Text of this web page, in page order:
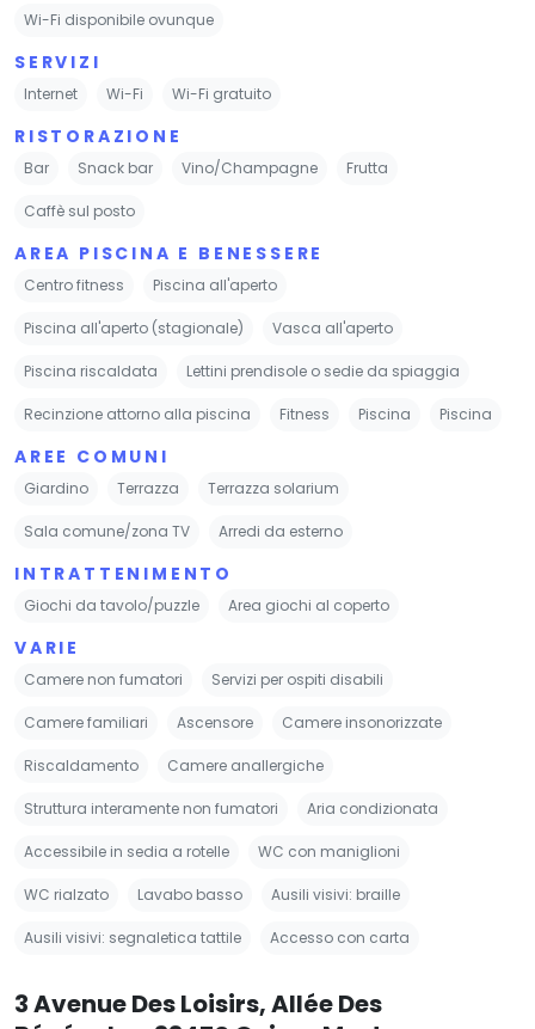
Wi-Fi disponibile ovunque
SERVIZI
Internet Wi-Fi Wi-Fi gratuito
RISTORAZIONE
Bar Snack bar Vino/Champagne Frutta
Caffè sul posto
AREA PISCINA E BENESSERE
Centro fitness Piscina all'aperto
Piscina all'aperto (stagionale) Vasca all'aperto
Piscina riscaldata Lettini prendisole o sedie da spiaggia
Recinzione attorno alla piscina Fitness Piscina Piscina
AREE COMUNI
Giardino Terrazza Terrazza solarium
Sala comune/zona TV Arredi da esterno
INTRATTENIMENTO
Giochi da tavolo/puzzle Area giochi al coperto
VARIE
Camere non fumatori Servizi per ospiti disabili
Camere familiari Ascensore Camere insonorizzate
Riscaldamento Camere anallergiche
Struttura interamente non fumatori Aria condizionata
Accessibile in sedia a rotelle WC con maniglioni
WC rialzato Lavabo basso Ausili visivi: braille
Ausili visivi: segnaletica tattile Accesso con carta
3 Avenue Des Loisirs, Allée Des